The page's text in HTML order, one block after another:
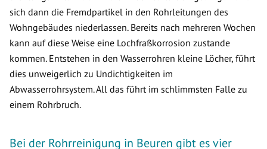
sich dann die Fremdpartikel in den Rohrleitungen des
Wohngebäudes niederlassen. Bereits nach mehreren Wochen
kann auf diese Weise eine Lochfraßkorrosion zustande
kommen. Entstehen in den Wasserrohren kleine Löcher, führt
dies unweigerlich zu Undichtigkeiten im
Abwasserrohrsystem. All das führt im schlimmsten Falle zu
einem Rohrbruch.
Bei der Rohrreinigung in Beuren gibt es vier